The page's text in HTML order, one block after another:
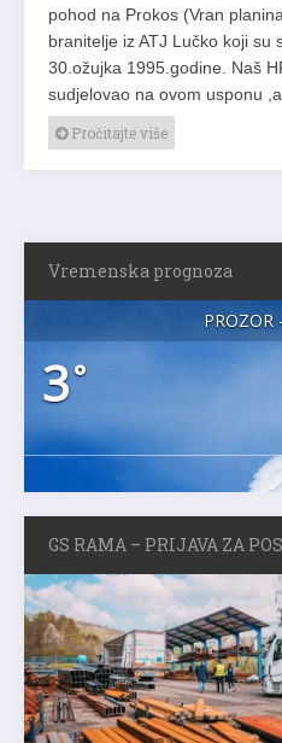
pohod na Prokos (Vran
branitelje iz ATJ Lučko koji su
30.ožujka 1995.godine. Naš
sudjelovao na ovom usponu
Pročitajte više
Vremenska prognoza
PROZOR
3°
GS RAMA – PRIJAVA ZA